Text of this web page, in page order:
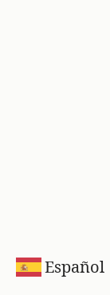
Español